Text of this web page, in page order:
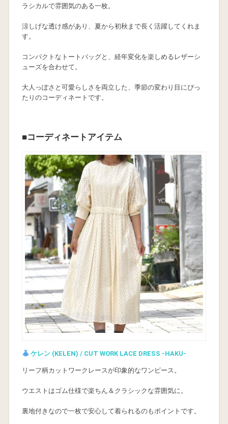
ラシカルで雰囲気のある一枚。
涼しげな透け感があり、夏から初秋まで長く活躍してくれま
す。
コンパクトなトートバッグと、経年変化を楽しめるレザーシ
ューズを合わせて。
大人っぽさと可愛らしさを両立した、季節の変わり目にぴっ
たりのコーディネートです。
■コーディネートアイテム
ケレン (KELEN) / CUT WORK LACE DRESS -HAKU-
リーフ柄カットワークレースが印象的なワンピース。
ウエストはゴム仕様で楽ちん＆クラシックな雰囲気に。
裏地付きなので一枚で安心して着られるのもポイントです。